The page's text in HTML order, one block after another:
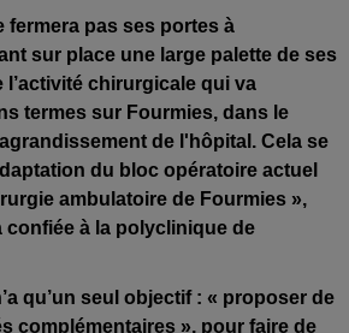
fermera pas ses portes à
sur place une large palette de ses
l’activité chirurgicale qui va
termes sur Fourmies, dans le
de l'hôpital. Cela se
du bloc opératoire actuel
ambulatoire de Fourmies »,
confiée à la polyclinique de
qu’un seul objectif : « proposer de
complémentaires », pour faire de